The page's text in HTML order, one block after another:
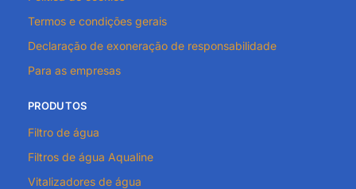
Termos e condições gerais
Declaração de exoneração de responsabilidade
Para as empresas
PRODUTOS
Filtro de água
Filtros de água Aqualine
Vitalizadores de água